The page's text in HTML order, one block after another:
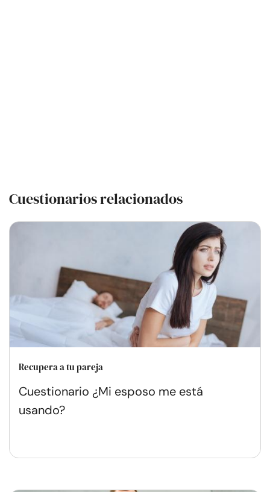
Cuestionarios relacionados
Recupera a tu pareja
Cuestionario ¿Mi esposo me está
usando?